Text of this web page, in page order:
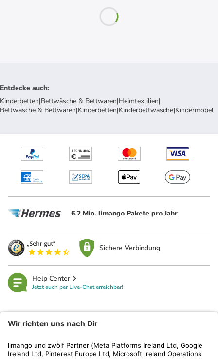
Entdecke auch:
Kinderbetten|Bettwäsche & Bettwaren|Heimtextilien|
Bettwäsche & Bettwaren|Kinderbetten|Kinderbettwäsche|Kindermöbel
6.2 Mio. limango Pakete pro Jahr
Sichere Verbindung
Help Center
Jetzt auch per Live-Chat erreichbar!